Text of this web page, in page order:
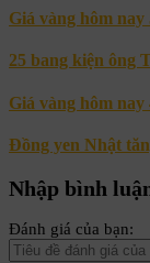
Giá vàng hôm
25 bang kiện ông
Giá vàng hôm
Đồng yen Nhật
Nhập bình
Đánh giá của bạn: